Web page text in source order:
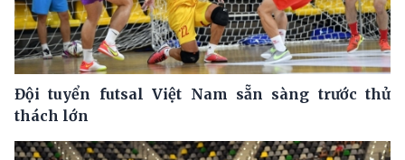
Đội tuyển futsal Việt Nam sẵn sàng trước thử
thách lớn